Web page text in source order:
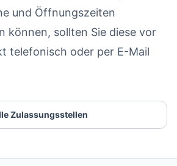
und Öffnungszeiten
können, sollten Sie diese vor
telefonisch oder per E-Mail
Zulassungsstellen